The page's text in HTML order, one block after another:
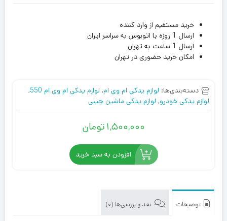
خرید مستقیم از وارد کننده
ارسال 1 روزه با اتوبوس به سراسر ایران
ارسال 1 ساعت به تهران
امکان خرید حضوری در تهران
دسته‌بندی‌ها: لوازم یدکی ام وی ام, لوازم یدکی ام وی ام 550
,
لوازم یدکی خودرو, لوازم یدکی ماشین چینی
1,500,000تومان
افزودن به سبد خرید
توضیحات نقد و بررسی‌ها (0)